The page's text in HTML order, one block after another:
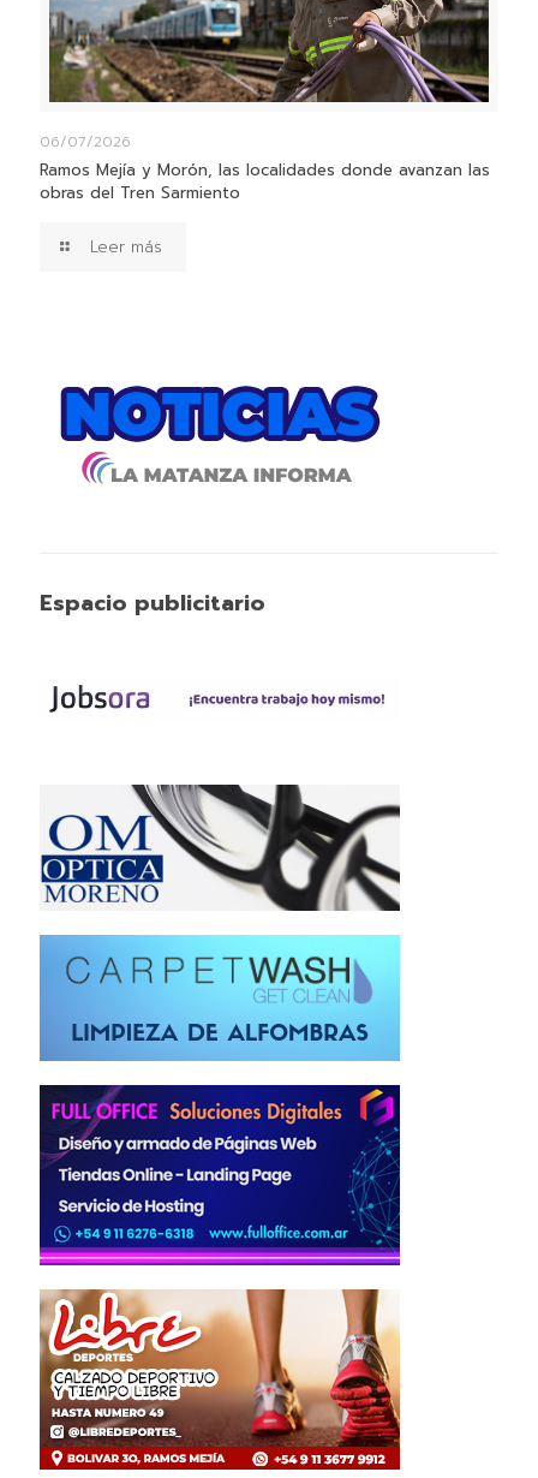
06/07/2026
Ramos Mejía y Morón, las localidades donde avanzan las
obras del Tren Sarmiento
Leer más
Espacio publicitario